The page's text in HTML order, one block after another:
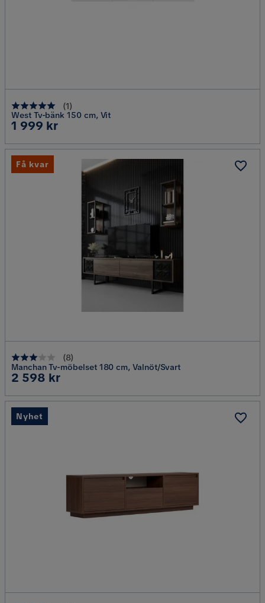
(1)
West Tv-bänk 150 cm, Vit
Pris
1 999 kr
(8)
Manchan Tv-möbelset 180 cm, Valnöt/Svart
Pris
2 598 kr
Få kvar
Nyhet